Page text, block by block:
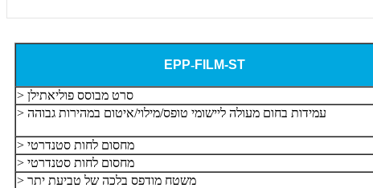
EPP-FILM-ST
> סרט מבוסס פוליאתילן
> עמידות בחום מעולה ליישומי טופס/מילוי/איטום במהירות גבוהה
> מחסום לחות סטנדרטי
> מחסום לחות סטנדרטי
> משטח מודפס בלכה של טביעת יתר